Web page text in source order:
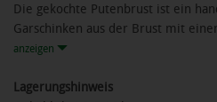
Die gekochte Putenbrust ist ein
Garschinken aus der Brust mit
anzeigen
Lagerungshinweis